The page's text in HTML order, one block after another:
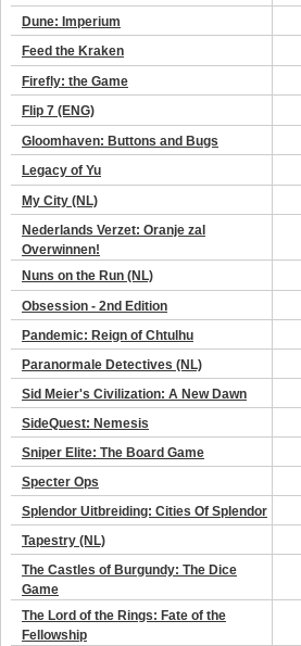
Dune: Imperium
Feed the Kraken
Firefly: the Game
Flip 7 (ENG)
Gloomhaven: Buttons and Bugs
Legacy of Yu
My City (NL)
Nederlands Verzet: Oranje zal
Overwinnen!
Nuns on the Run (NL)
Obsession - 2nd Edition
Pandemic: Reign of Chtulhu
Paranormale Detectives (NL)
Sid Meier's Civilization: A New Dawn
SideQuest: Nemesis
Sniper Elite: The Board Game
Specter Ops
Splendor Uitbreiding: Cities Of Splendor
Tapestry (NL)
The Castles of Burgundy: The Dice
Game
The Lord of the Rings: Fate of the
Fellowship